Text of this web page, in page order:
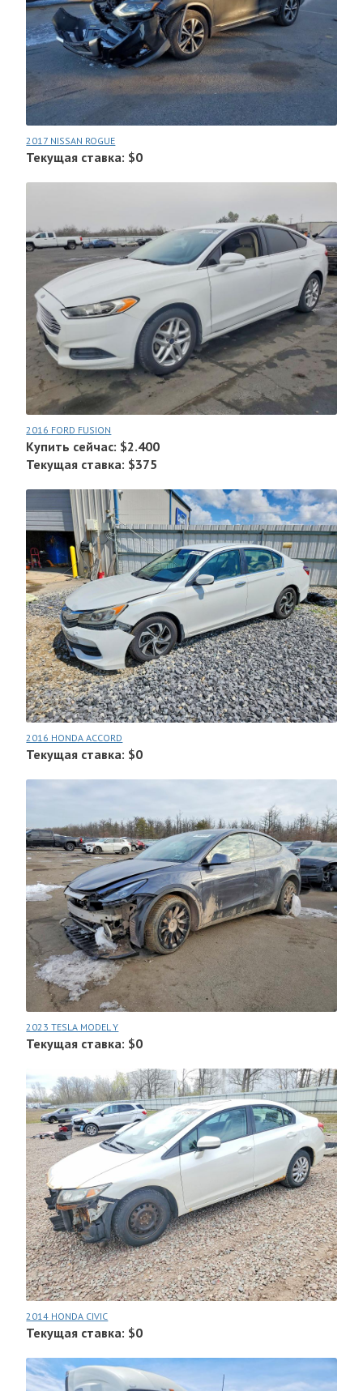
2017 NISSAN ROGUE
Текущая ставка: $0
2016 FORD FUSION
Купить сейчас: $2.400
Текущая ставка: $375
2016 HONDA ACCORD
Текущая ставка: $0
2023 TESLA MODEL Y
Текущая ставка: $0
2014 HONDA CIVIC
Текущая ставка: $0